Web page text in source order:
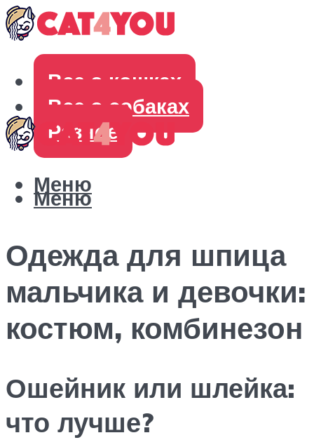
Все о кошках
Все о собаках
Разное
Меню
Меню
Одежда для шпица
мальчика и девочки:
костюм, комбинезон
Ошейник или шлейка:
что лучше?